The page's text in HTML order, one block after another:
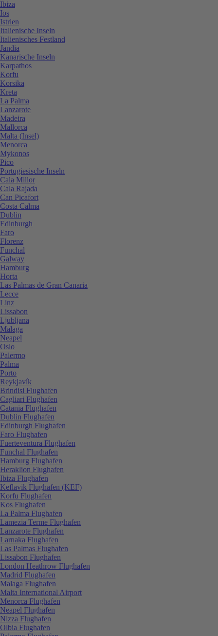
Ibiza
Ios
Istrien
Italienische Inseln
Italienisches Festland
Jandia
Kanarische Inseln
Karpathos
Korfu
Korsika
Kreta
La Palma
Lanzarote
Madeira
Mallorca
Malta (Insel)
Menorca
Mykonos
Pico
Portugiesische Inseln
Cala Millor
Cala Rajada
Can Picafort
Costa Calma
Dublin
Edinburgh
Faro
Florenz
Funchal
Galway
Hamburg
Horta
Las Palmas de Gran Canaria
Lecce
Linz
Lissabon
Ljubljana
Malaga
Neapel
Oslo
Palermo
Palma
Porto
Reykjavík
Brindisi Flughafen
Cagliari Flughafen
Catania Flughafen
Dublin Flughafen
Edinburgh Flughafen
Faro Flughafen
Fuerteventura Flughafen
Funchal Flughafen
Hamburg Flughafen
Heraklion Flughafen
Ibiza Flughafen
Keflavik Flughafen (KEF)
Korfu Flughafen
Kos Flughafen
La Palma Flughafen
Lamezia Terme Flughafen
Lanzarote Flughafen
Larnaka Flughafen
Las Palmas Flughafen
Lissabon Flughafen
London Heathrow Flughafen
Madrid Flughafen
Malaga Flughafen
Malta International Airport
Menorca Flughafen
Neapel Flughafen
Nizza Flughafen
Olbia Flughafen